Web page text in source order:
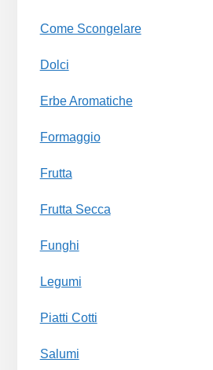
Come Scongelare
Dolci
Erbe Aromatiche
Formaggio
Frutta
Frutta Secca
Funghi
Legumi
Piatti Cotti
Salumi